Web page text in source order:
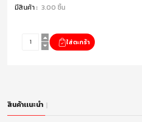
มีสินค้า : 3.00 ชิ้น
สินค้าเเนะนำ